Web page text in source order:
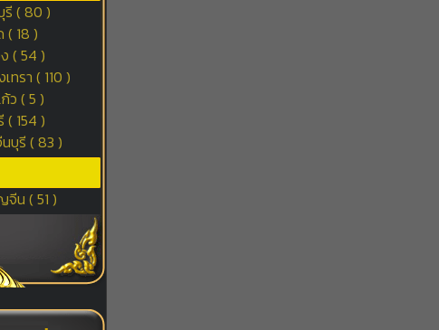
รี ( 80 )
( 18 )
( 54 )
ทรา ( 110 )
ว ( 5 )
( 154 )
บุรี ( 83 )
จีน ( 51 )